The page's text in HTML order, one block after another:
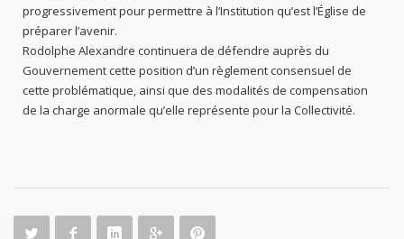
progressivement pour permettre à l’Institution qu’est l’Église de
préparer l’avenir.
Rodolphe Alexandre continuera de défendre auprès du
Gouvernement cette position d’un règlement consensuel de
cette problématique, ainsi que des modalités de compensation
de la charge anormale qu’elle représente pour la Collectivité.